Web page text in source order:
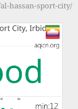
hassan-sport-city/